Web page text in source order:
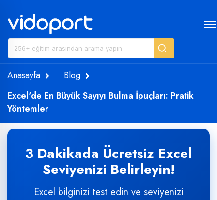
Anasayfa
Blog
Excel'de En Büyük Sayıyı Bulma İpuçları: Pratik
Yöntemler
3 Dakikada Ücretsiz Excel
Seviyenizi Belirleyin!
Excel bilginizi test edin ve seviyenizi